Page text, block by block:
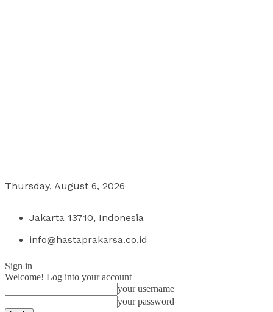
Thursday, August 6, 2026
Jakarta 13710, Indonesia
info@hastaprakarsa.co.id
Sign in
Welcome! Log into your account
your username
your password